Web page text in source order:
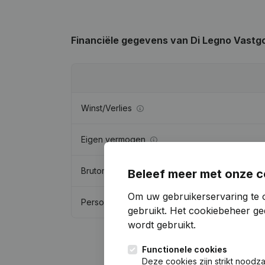
Financiële gegevens van Di Legno
Winst/Verlies
Eigen vermogen
Brutomarge
Personeel
Beleef meer met onze
Om uw gebruikerservaring te
gebruikt. Het cookiebeheer
wordt gebruikt.
Functionele cookies
Deze cookies zijn strikt